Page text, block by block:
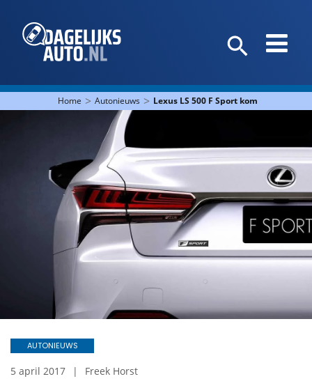
Home > Autonieuws > Lexus LS 500 F Sport komt naar New
AUTONIEUWS
5 april 2017 Freek Horst